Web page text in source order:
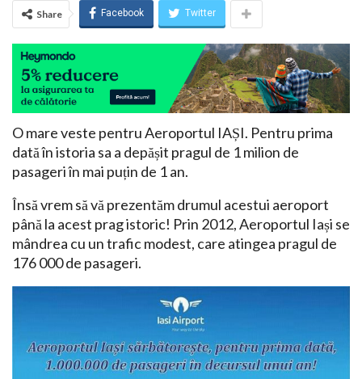
Share Facebook Twitter
O mare veste pentru Aeroportul IAȘI. Pentru prima
dată în istoria sa a depășit pragul de 1 milion de
pasageri în mai puțin de 1 an.
Însă vrem să vă prezentăm drumul acestui aeroport
până la acest prag istoric! Prin 2012, Aeroportul Iași se
mândrea cu un trafic modest, care atingea pragul de
176 000 de pasageri.